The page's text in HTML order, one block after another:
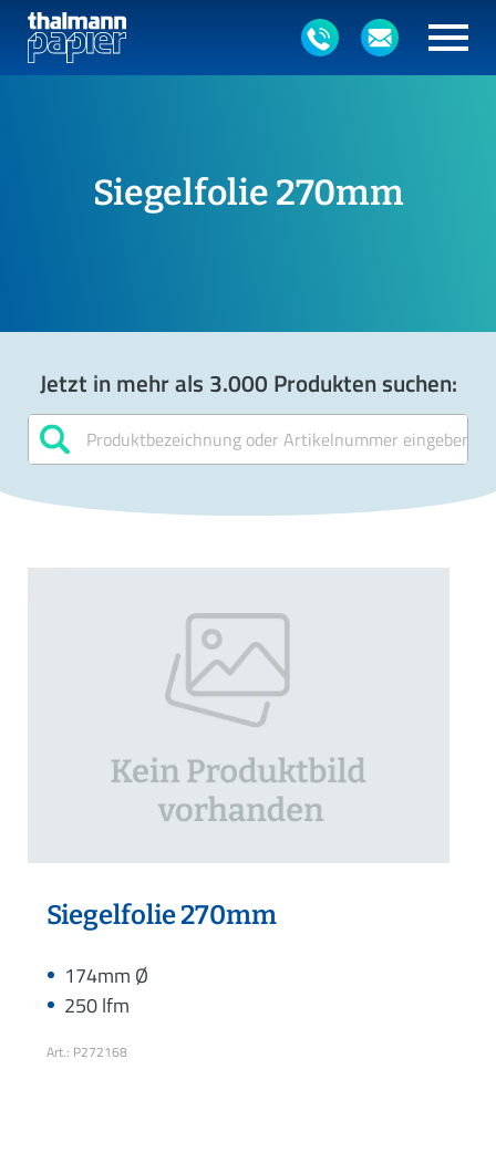
Siegelfolie 270mm
Jetzt in mehr als 3.000 Produkten suchen:
Siegelfolie 270mm
174mm Ø
250 lfm
Art.: P272168